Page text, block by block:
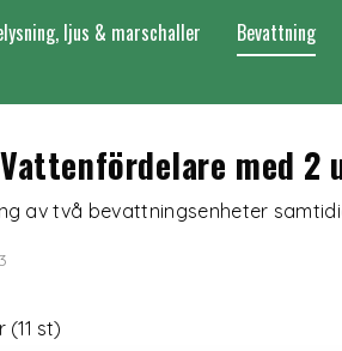
ljus & marschaller Bevattning
med 2
av två bevattningsenheter
(11 st)